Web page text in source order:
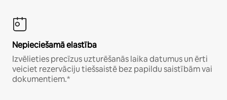
Nepieciešamā elastība
Izvēlieties precīzus uzturēšanās laika datumus un ērti
veiciet rezervāciju tiešsaistē bez papildu saistībām vai
dokumentiem.*